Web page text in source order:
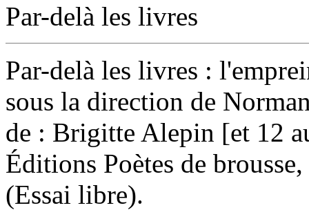
Par-delà les livres
Par-delà les livres :
sous la direction de
de : Brigitte Alepin [et 12
Éditions Poètes de
(Essai libre).